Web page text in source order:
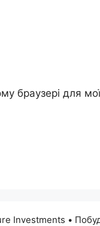
браузері для
Investments •